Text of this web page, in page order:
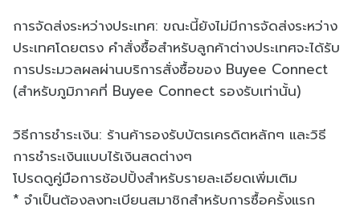
การจัดส่งระหว่างประเทศ: ขณะนี้ยังไม่มีการจัดส่งระหว่าง
ประเทศโดยตรง คำสั่งซื้อสำหรับลูกค้าต่างประเทศจะได้รับ
การประมวลผลผ่านบริการสั่งซื้อของ Buyee Connect
(สำหรับภูมิภาคที่ Buyee Connect รองรับเท่านั้น)
วิธีการชำระเงิน: ร้านค้ารองรับบัตรเครดิตหลักๆ และวิธี
การชำระเงินแบบไร้เงินสดต่างๆ
โปรดดูคู่มือการช้อปปิ้งสำหรับรายละเอียดเพิ่มเติม
* จำเป็นต้องลงทะเบียนสมาชิกสำหรับการซื้อครั้งแรก